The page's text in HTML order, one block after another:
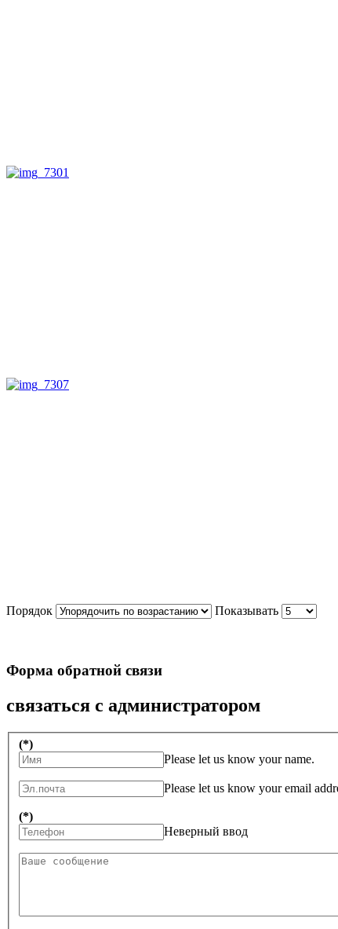
Порядок Показывать
Форма обратной связи
связаться с администратором
(*)
Please let us know your name.
Please let us know your email
(*)
Неверный ввод